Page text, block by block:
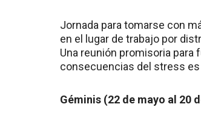
Jornada para tomarse con
en el lugar de trabajo por
Una reunión promisoria para
consecuencias del stress
Géminis (22 de mayo al 20